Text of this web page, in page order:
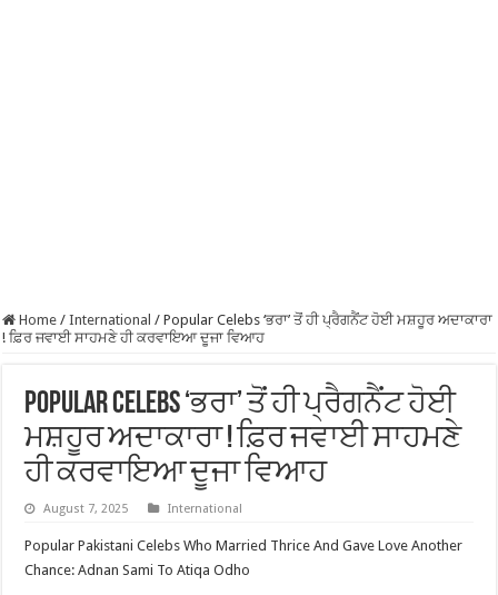
Home / International / Popular Celebs ‘ਭਰਾ’ ਤੋਂ ਹੀ ਪ੍ਰੈਗਨੈਂਟ ਹੋਈ ਮਸ਼ਹੂਰ ਅਦਾਕਾਰਾ
! ਫ਼ਿਰ ਜਵਾਈ ਸਾਹਮਣੇ ਹੀ ਕਰਵਾਇਆ ਦੂਜਾ ਵਿਆਹ
Popular Celebs ‘ਭਰਾ’ ਤੋਂ ਹੀ ਪ੍ਰੈਗਨੈਂਟ ਹੋਈ
ਮਸ਼ਹੂਰ ਅਦਾਕਾਰਾ ! ਫ਼ਿਰ ਜਵਾਈ ਸਾਹਮਣੇ
ਹੀ ਕਰਵਾਇਆ ਦੂਜਾ ਵਿਆਹ
August 7, 2025 International
Popular Pakistani Celebs Who Married Thrice And Gave Love Another
Chance: Adnan Sami To Atiqa Odho